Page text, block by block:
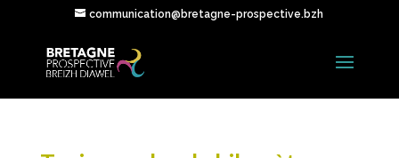
communication@bretagne-prospective.bzh